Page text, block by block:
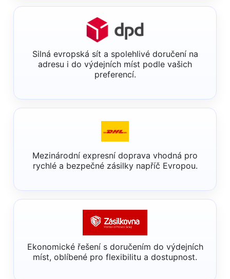
Silná evropská sít a spolehlivé doručení na
adresu i do výdejních míst podle vašich
preferencí.
Mezinárodní expresní doprava vhodná pro
rychlé a bezpečné zásilky napříč Evropou.
Ekonomické řešení s doručením do výdejních
míst, oblíbené pro flexibilitu a dostupnost.